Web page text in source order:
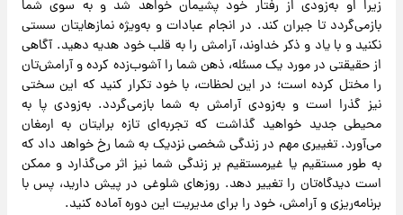
زیرا او به‌زودی از رفتار خود پشیمان خواهد شد و به سوی شما
بازمی‌گردد تا جبران کند. در انجام عبادات و به‌ویژه نمازهایتان سستی
نکنید و با یاد و ذکر خداوند، آرامش را به قلب خود هدیه دهید. آگاهی
از حقیقتی در مورد یک مسئله، ذهن شما را آشوب‌زده کرده و آرامش‌تان
را مختل کرده است؛ در این لحظات، با خود تکرار کنید که این سختی
نیز گذرا است و به‌زودی آرامش به شما بازمی‌گردد. به‌زودی پا به
محیطی جدید خواهید گذاشت که تجربه‌ای تازه برایتان به ارمغان
می‌آورد. تغییری مهم در زندگی شخصی نزدیک به شما رخ خواهد داد که
به طور مستقیم یا غیرمستقیم بر زندگی شما نیز اثر می‌گذارد و ممکن
است دیدگاه‌تان را تغییر دهد. روزهای شلوغی در پیش دارید، پس با
برنامه‌ریزی و آرامش، خود را برای مدیریت این دوره آماده کنید.